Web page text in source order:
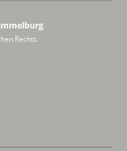
Rechts